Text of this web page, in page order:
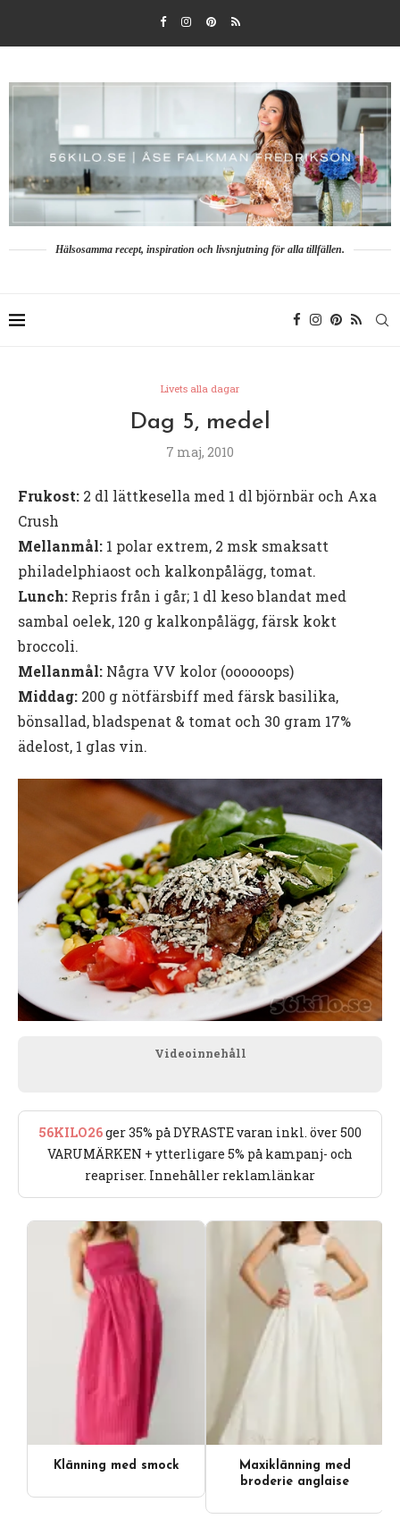
Hälsosamma recept, inspiration och livsnjutning för alla tillfällen.
Livets alla dagar
Dag 5, medel
7 maj, 2010
Frukost: 2 dl lättkesella med 1 dl björnbär och Axa
Crush
Mellanmål: 1 polar extrem, 2 msk smaksatt
philadelphiaost och kalkonpålägg, tomat.
Lunch: Repris från i går; 1 dl keso blandat med
sambal oelek, 120 g kalkonpålägg, färsk kokt
broccoli.
Mellanmål: Några VV kolor (oooooops)
Middag: 200 g nötfärsbiff med färsk basilika,
bönsallad, bladspenat & tomat och 30 gram 17%
ädelost, 1 glas vin.
Videoinnehåll
56KILO26ger 35% på DYRASTE varan inkl. över 500
VARUMÄRKEN + ytterligare 5% på kampanj- och
reapriser. Innehåller reklamlänkar
Klänning med smock
Maxiklänning med
broderie anglaise